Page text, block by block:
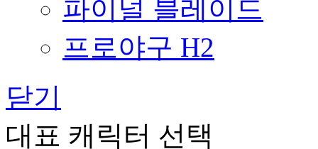
파이널 블레이드
프로야구 H2
닫기
대표 캐릭터 선택